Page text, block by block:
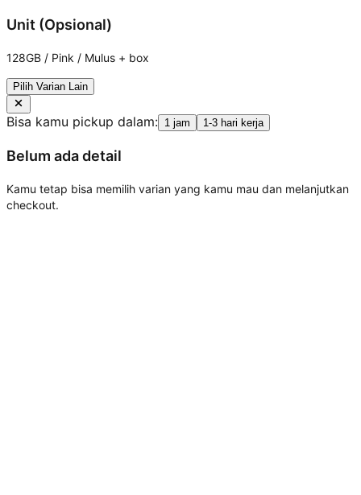
Unit (Opsional)
128GB / Pink / Mulus + box
Pilih Varian Lain
Bisa kamu pickup dalam: 1 jam 1-3 hari kerja
Belum ada detail
Kamu tetap bisa memilih varian yang kamu mau dan melanjutkan
checkout.